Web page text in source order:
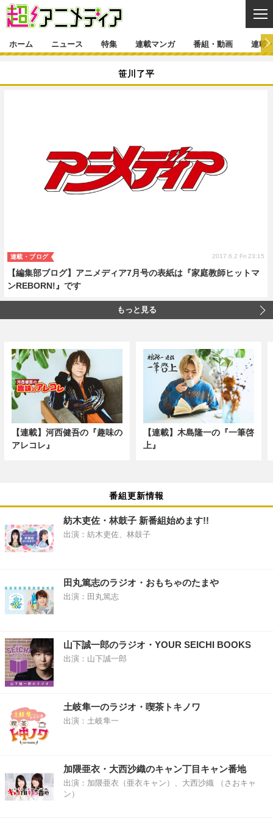
グッズ イベント
声優 コスプレ
レポート
ラキりす
連載一覧
番組・動画一覧 ラジオ
動画
連載・ブログ
連載・ブログ一覧
ホーム ニュース 特集 連載マンガ 番組・動画 連載
笹川了平
【編集部ブログ】アニメディア7月号の表紙は『家庭教師ヒットマ
ンREBORN!』です
連載・ブログ 2017.6.2 Fri 23:15
もっと見る
【連載】河西健吾の『趣味の
アレコレ』
【連載】木島隆一の『一筆啓
上』
番組更新情報
紡木吏佐・林鼓子 新番組始めます!!
出演：紡木吏佐、林鼓子
田丸篤志のラジオ・おもちゃのたまや
出演：田丸篤志
山下誠一郎のラジオ・YOUR SEICHI BOOKS
出演：山下誠一郎
土岐隼一のラジオ・喫茶トキノワ
出演：土岐隼一
加隈亜衣・大西沙織のキャン丁目キャン番地
出演：加隈亜衣（亜衣キャン）、大西沙織 （さおキャ
ン）